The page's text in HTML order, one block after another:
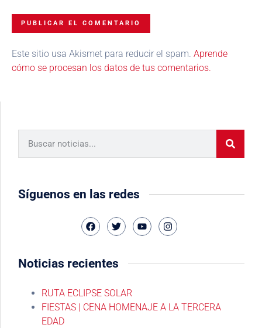
Este sitio usa Akismet para reducir el spam. Aprende
cómo se procesan los datos de tus comentarios.
Síguenos en las redes
Noticias recientes
RUTA ECLIPSE SOLAR
FIESTAS | CENA HOMENAJE A LA TERCERA
EDAD